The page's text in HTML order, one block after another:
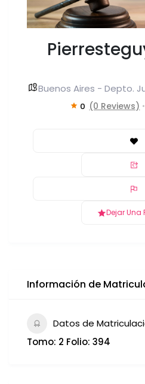
Buenos Aires - Depto.
0 (0 Reviews)
Dejar Una
Información de
Datos de
Tomo: 2 Folio: 394